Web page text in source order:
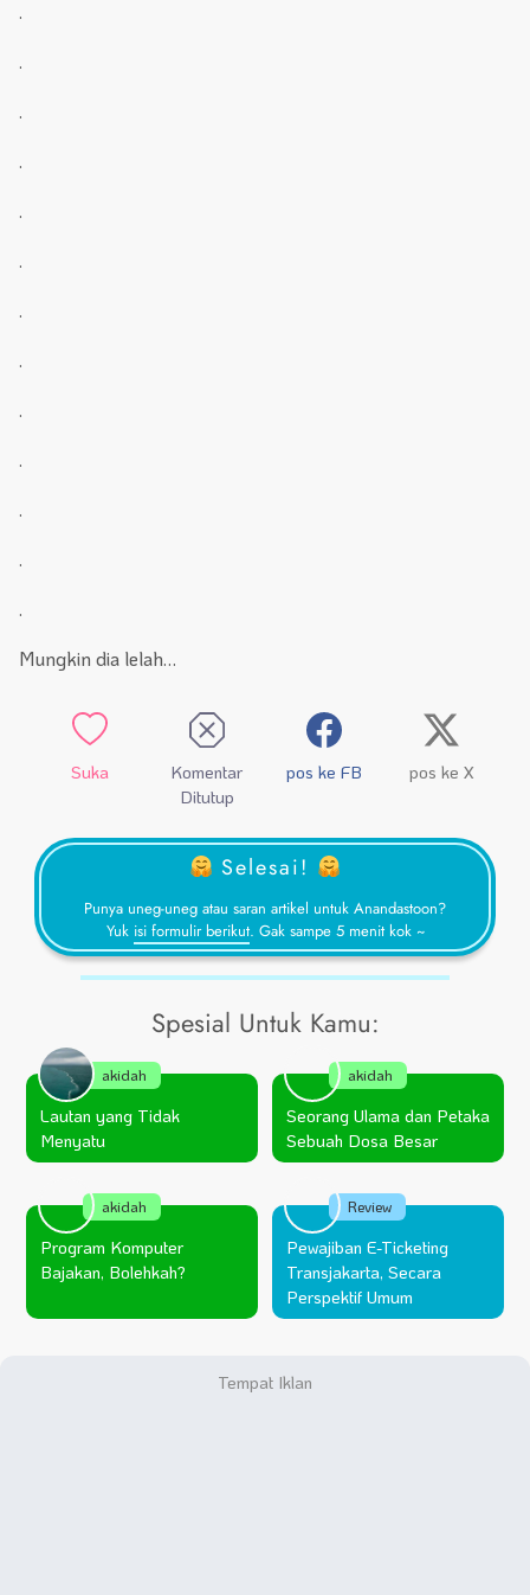
.
.
.
.
.
.
.
.
.
.
.
.
.
Mungkin dia lelah…
Suka
Komentar
Ditutup
pos ke FB pos ke X
Selesai!
Punya uneg-uneg atau saran artikel untuk Anandastoon?
Yuk isi formulir berikut. Gak sampe 5 menit kok ~
Spesial Untuk Kamu:
Lautan yang Tidak
Menyatu
akidah
Seorang Ulama dan Petaka
Sebuah Dosa Besar
akidah
Program Komputer
Bajakan, Bolehkah?
akidah
Pewajiban E-Ticketing
Transjakarta, Secara
Perspektif Umum
Review